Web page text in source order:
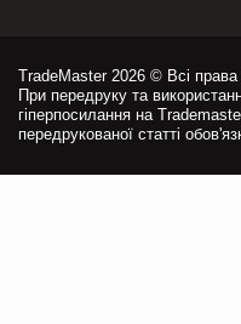
TradeMaster 2026 © Всі права
При передруку та
гіперпосилання на
передрукованої статті